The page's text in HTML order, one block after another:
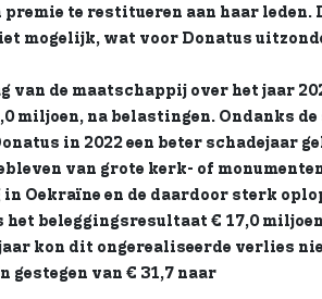
premie te restitueren aan haar leden.
mogelijk, wat voor Donatus
van de maatschappij over het jaar
miljoen, na belastingen. Ondanks de
in 2022 een beter schadejaar
van grote kerk- of
in Oekraïne en de daardoor sterk
het beleggingsresultaat € 17,0
kon dit ongerealiseerde verlies
gestegen van € 31,7 naar